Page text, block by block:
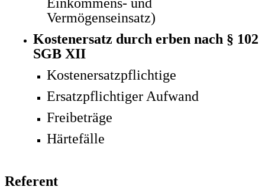
Einkommens- und
Vermögenseinsatz)
Kostenersatz durch erben nach § 102
SGB XII
Kostenersatzpflichtige
Ersatzpflichtiger Aufwand
Freibeträge
Härtefälle
Referent